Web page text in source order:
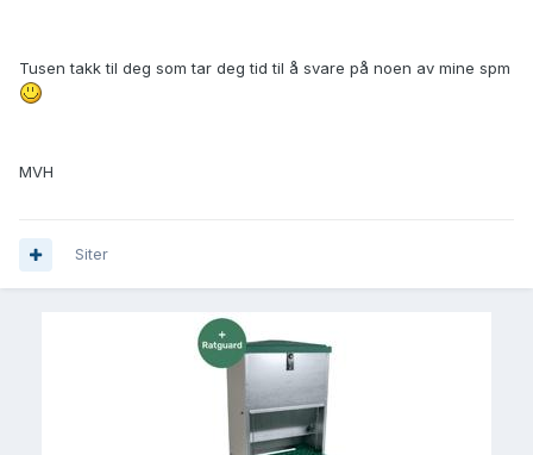
Tusen takk til deg som tar deg tid til å svare på noen av mine spm
MVH
Siter